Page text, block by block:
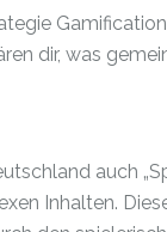
dir, was
auch
Inhalten.